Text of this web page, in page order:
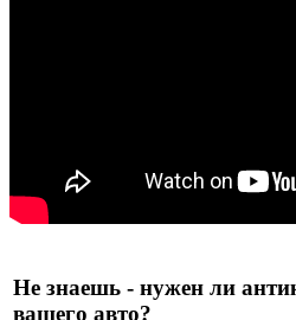
Не знаешь - нужен ли
вашего авто?